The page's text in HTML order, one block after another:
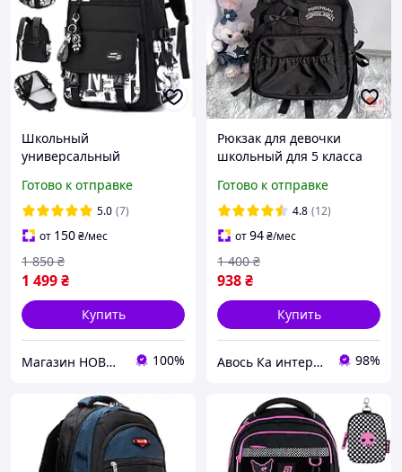
Школьный
универсальный
мальчиков и девочек 5-11
классов NASA
Готово к отправке
5.0 (7)
от 150₴/мес
1 499₴
1 850 ₴
Купить
Магазин НОВИНКИ - стильні рюкзаки та ляльки Реборн 100%
Рюкзак для девочки
школьный для 5 класса
бантиками городской
черный детский с
лентами
Готово к отправке
4.8 (12)
от94₴/мес
938₴
1 400 ₴
Купить
Авось Ка интернет-магазин рюкзаков и сумок 98%